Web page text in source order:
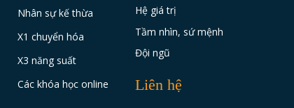
Hệ giá trị
Tầm nhìn, sứ mệnh
Đội ngũ
Liên hệ
Nhân sự kế thừa
X3 năng suất
Các khóa học online
X1 chuyển hóa